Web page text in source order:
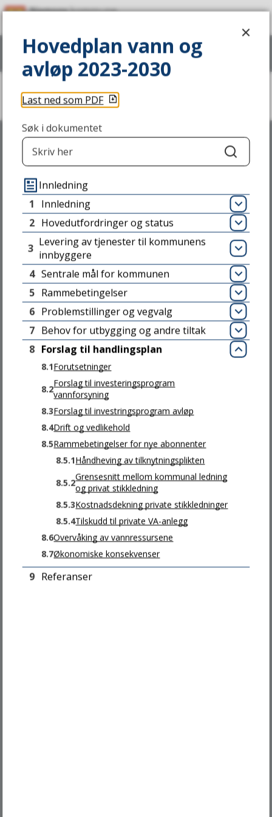
P
l
a
o
a
l
Søk
Vismeny
Du
her:
Hovedplan vann og avløp 2023-2030
Skriv til oss
NAMSOS KOMMUNE
Stavarvegen 2,
7856 JØA
Send ditt brev digitalt
Send e-post
Kommunenummer: 5007
Org.nr: 942875967
Konto: 4212.31.87436
Besøk oss
INNBYGGERTORGET
Jøa: Fyret
Namdalseid: Biblioteket
Namsos: Kulturhuset
Hovedplan vann og avløp 2023-2030
Hovedplan vann og
avløp 2023-2030
Last ned som PDF
Søk i dokumentet
Søk
Innledning
1
Innledning Åpne
2 Hovedutfordringer og status Åpne
3 Levering av tjenester til kommunens
innbyggere
Åpne
4 Sentrale mål for kommunen Åpne
5 Rammebetingelser Åpne
6 Problemstillinger og vegvalg Åpne
7 Behov for utbygging og andre tiltak Åpne
8 Forslag til handlingsplan Lukk
8.1Forutsetninger
8.2Forslag til investeringsprogram
vannforsyning
8.3Forslag til investringsprogram avløp
8.4Drift og vedlikehold
8.5Rammebetingelser for nye abonnenter
8.5.1Håndheving av tilknytningsplikten
8.5.2Grensesnitt mellom kommunal ledning
og privat stikkledning
8.5.3Kostnadsdekning private stikkledninger
8.5.4Tilskudd til private VA-anlegg
8.6Overvåking av vannressursene
8.7Økonomiske konsekvenser
9 Referanser